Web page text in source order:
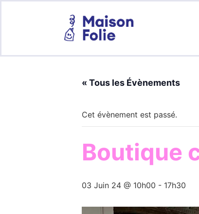
« Tous les Évènements
Cet évènement est passé.
Boutique
03 Juin 24 @ 10h00 - 17h30